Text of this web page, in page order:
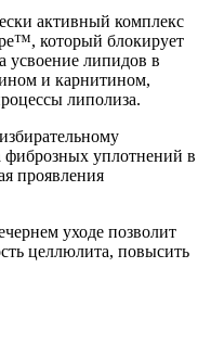
активный комплекс
который блокирует
усвоение липидов в
и карнитином,
липолиза.
уплотнений в
проявления
уходе позволит
целлюлита, повысить